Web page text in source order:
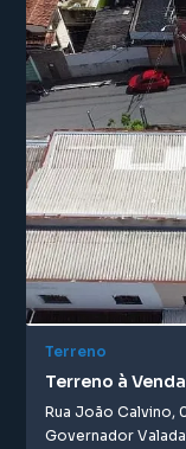
Terreno
Terreno à
Rua João Calvino,
Governador